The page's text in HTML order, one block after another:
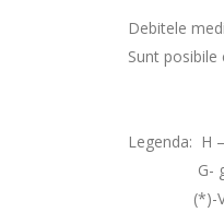
Debitele
Sunt
Legenda: H
G-
(*)-